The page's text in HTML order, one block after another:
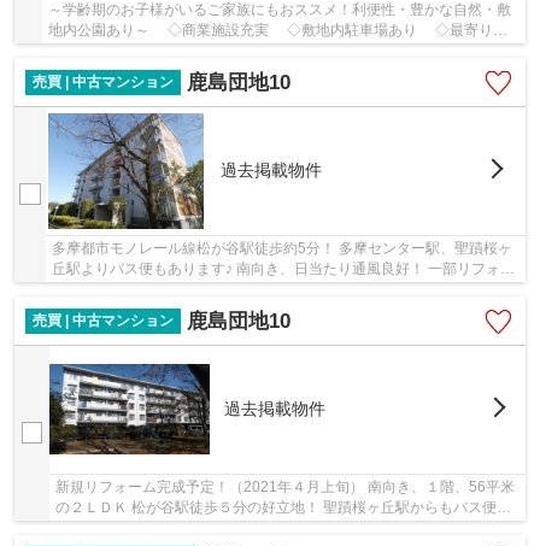
～学齢期のお子様がいるご家族にもおススメ！利便性・豊かな自然・敷
地内公園あり～ ◇商業施設充実 ◇敷地内駐車場あり ◇最寄り駅
売買 | 中古マンション
鹿島団地10
過去掲載物件
多摩都市モノレール線松が谷駅徒歩約5分！ 多摩センター駅、聖蹟桜ヶ
丘駅よりバス便もあります♪ 南向き、日当たり通風良好！ 一部リフォー
売買 | 中古マンション
鹿島団地10
過去掲載物件
新規リフォーム完成予定！（2021年４月上旬） 南向き、１階、56平米
の２ＬＤＫ 松が谷駅徒歩５分の好立地！ 聖蹟桜ヶ丘駅からもバス便あ
ります♪